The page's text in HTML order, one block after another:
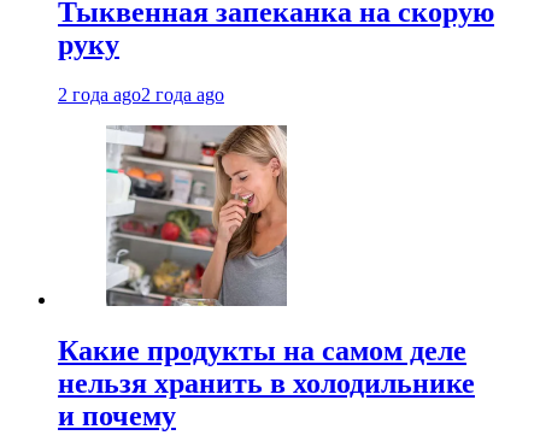
Тыквенная запеканка на скорую
руку
2 года ago2 года ago
Какие продукты на самом деле
нельзя хранить в холодильнике
и почему